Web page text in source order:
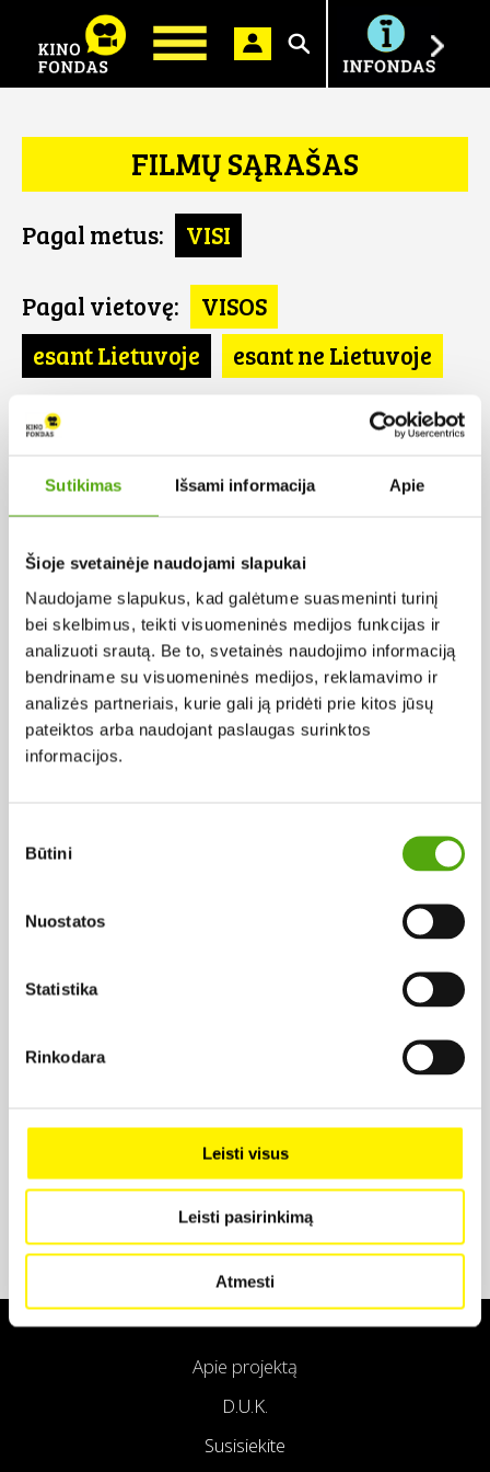
Sutikimas Išsami informacija Apie
Šioje svetainėje naudojami slapukai
Naudojame slapukus, kad galėtume suasmeninti turinį
bei skelbimus, teikti visuomeninės medijos funkcijas ir
analizuoti srautą. Be to, svetainės naudojimo informaciją
bendriname su visuomeninės medijos, reklamavimo ir
analizės partneriais, kurie gali ją pridėti prie kitos jūsų
pateiktos arba naudojant paslaugas surinktos
informacijos.
pasirinkimas
Būtini
Nuostatos
Statistika
Rinkodara
Leisti visus
Leisti pasirinkimą
Atmesti
Ieškoti
FILMŲ SĄRAŠAS
Pagal metus: VISI
Pagal vietovę:
VISOS
esant Lietuvoje
esant ne Lietuvoje
Pagal šalį:
Vengrija
Pagal abėcėlę:
Rezultatų nerasta...
Apie projektą
D.U.K.
Susisiekite